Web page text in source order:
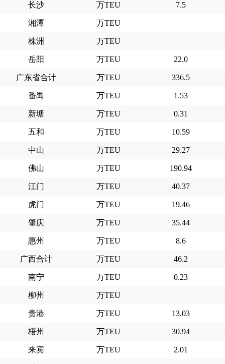
长沙 万TEU 7.5
湘潭 万TEU
株洲 万TEU
岳阳 万TEU 22.0
广东省合计 万TEU 336.5
番禺 万TEU 1.53
新塘 万TEU 0.31
五和 万TEU 10.59
中山 万TEU 29.27
佛山 万TEU 190.94
江门 万TEU 40.37
虎门 万TEU 19.46
肇庆 万TEU 35.44
惠州 万TEU 8.6
广西合计 万TEU 46.2
南宁 万TEU 0.23
柳州 万TEU
贵港 万TEU 13.03
梧州 万TEU 30.94
来宾 万TEU 2.01